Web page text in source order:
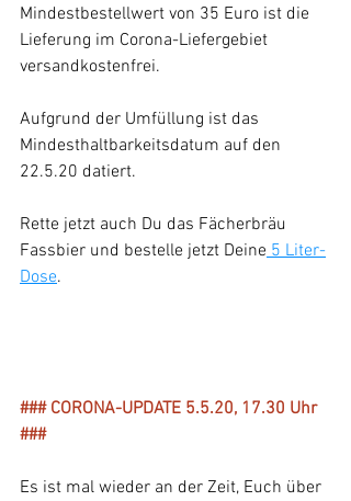
Mindestbestellwert von 35 Euro ist die
Lieferung im Corona-Liefergebiet
versandkostenfrei.
Aufgrund der Umfüllung ist das
Mindesthaltbarkeitsdatum auf den
22.5.20 datiert.
Rette jetzt auch Du das Fächerbräu
Fassbier und bestelle jetzt Deine 5 Liter-
Dose.
### CORONA-UPDATE 5.5.20, 17.30 Uhr
###
Es ist mal wieder an der Zeit, Euch über